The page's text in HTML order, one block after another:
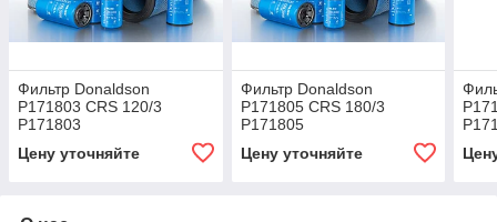
Фильтр Donaldson
P171803 CRS 120/3
P171803
Цену уточняйте
Фильтр Donaldson
P171805 CRS 180/3
P171805
Цену уточняйте